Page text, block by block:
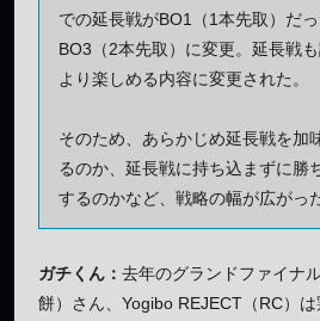
での延長戦がBO1（1本先取）だ
BO3（2本先取）に変更。延長戦
より楽しめる内容に変更された。
そのため、あらかじめ延長戦を加
るのか、延長戦に持ち込まずに勝
するのかなど、戦略の幅が広がっ
ガチくん： 去年のグランドファイナ
餅）さん、Yogibo REJECT（RC）